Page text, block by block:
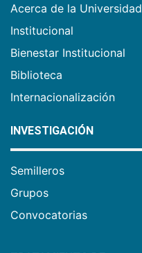
Acerca de la Universidad
Institucional
Bienestar Institucional
Biblioteca
Internacionalización
INVESTIGACIÓN
Semilleros
Grupos
Convocatorias